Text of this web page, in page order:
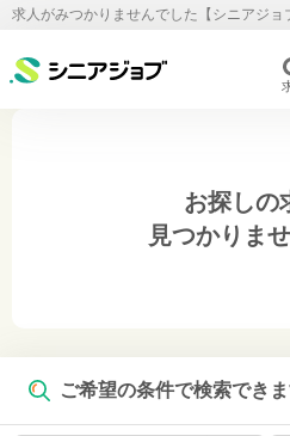
求人がみつかりませんでした【シニアジョ
お探しの
見つかりま
ご希望の条件で検索でき